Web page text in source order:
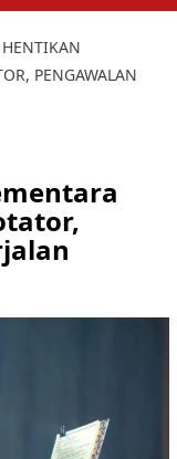
PENGAWALAN